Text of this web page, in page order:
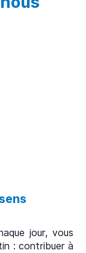
jour, vous
: contribuer à